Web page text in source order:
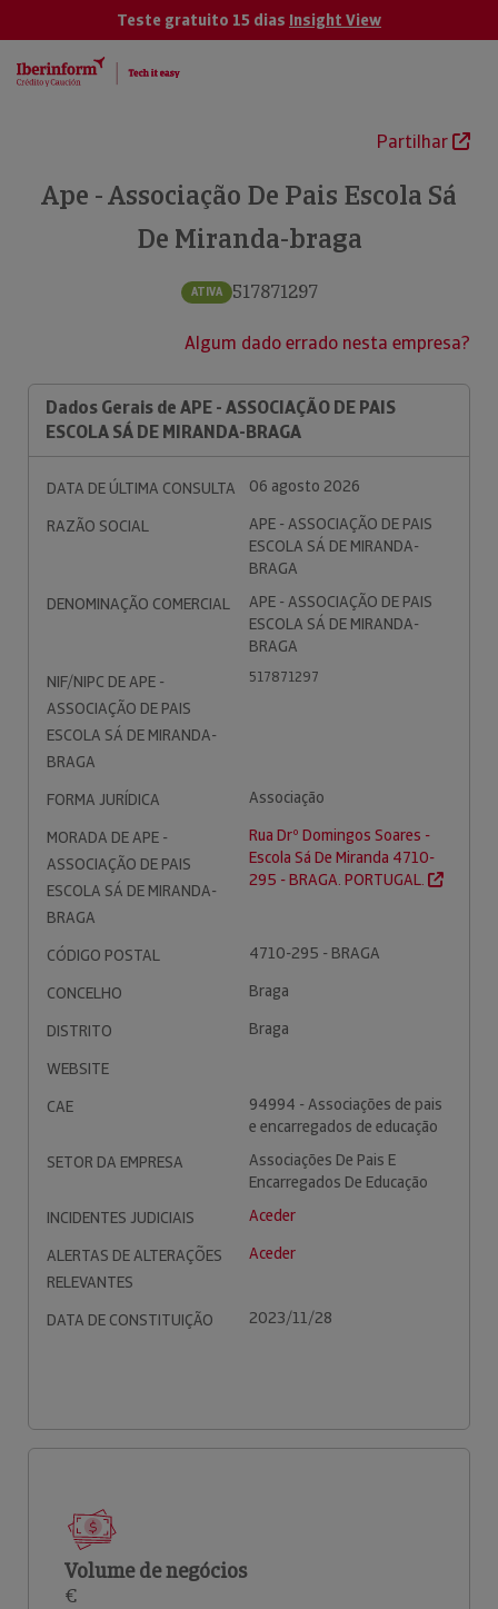
Teste gratuito 15 dias Insight View
Partilhar
Ape - Associação De Pais Escola Sá
De Miranda-braga
ATIVA 517871297
Algum dado errado nesta empresa?
Dados Gerais de APE - ASSOCIAÇÃO DE PAIS
ESCOLA SÁ DE MIRANDA-BRAGA
DATA DE ÚLTIMA CONSULTA
06 agosto 2026
RAZÃO SOCIAL
APE - ASSOCIAÇÃO DE PAIS
ESCOLA SÁ DE MIRANDA-
BRAGA
DENOMINAÇÃO COMERCIAL
APE - ASSOCIAÇÃO DE PAIS
ESCOLA SÁ DE MIRANDA-
BRAGA
NIF/NIPC DE APE -
ASSOCIAÇÃO DE PAIS
ESCOLA SÁ DE MIRANDA-
BRAGA
517871297
FORMA JURÍDICA
Associação
MORADA DE APE -
ASSOCIAÇÃO DE PAIS
ESCOLA SÁ DE MIRANDA-
BRAGA
Rua Drº Domingos Soares -
Escola Sá De Miranda 4710-
295 - BRAGA. PORTUGAL.
CÓDIGO POSTAL
4710-295 - BRAGA
CONCELHO
Braga
DISTRITO
Braga
WEBSITE
CAE
94994 - Associações de pais
e encarregados de educação
SETOR DA EMPRESA
Associações De Pais E
Encarregados De Educação
INCIDENTES JUDICIAIS
Aceder
ALERTAS DE ALTERAÇÕES
RELEVANTES
Aceder
DATA DE CONSTITUIÇÃO 2023/11/28
Volume de negócios
€